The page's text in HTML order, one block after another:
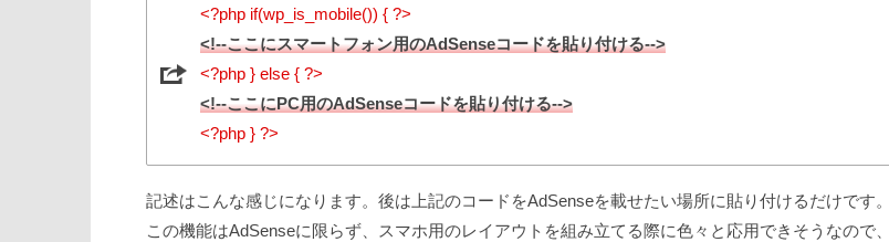
<?php if(wp_is_mobile()) { ?>
<!--ここにスマートフォン用のAdSenseコードを貼り付ける-->
<?php } else { ?>
<!--ここにPC用のAdSenseコードを貼り付ける-->
<?php } ?>
記述はこんな感じになります。後は上記のコードをAdSenseを載せたい場所に貼り付けるだけです。
この機能はAdSenseに限らず、スマホ用のレイアウトを組み立てる際に色々と応用できそうなので、